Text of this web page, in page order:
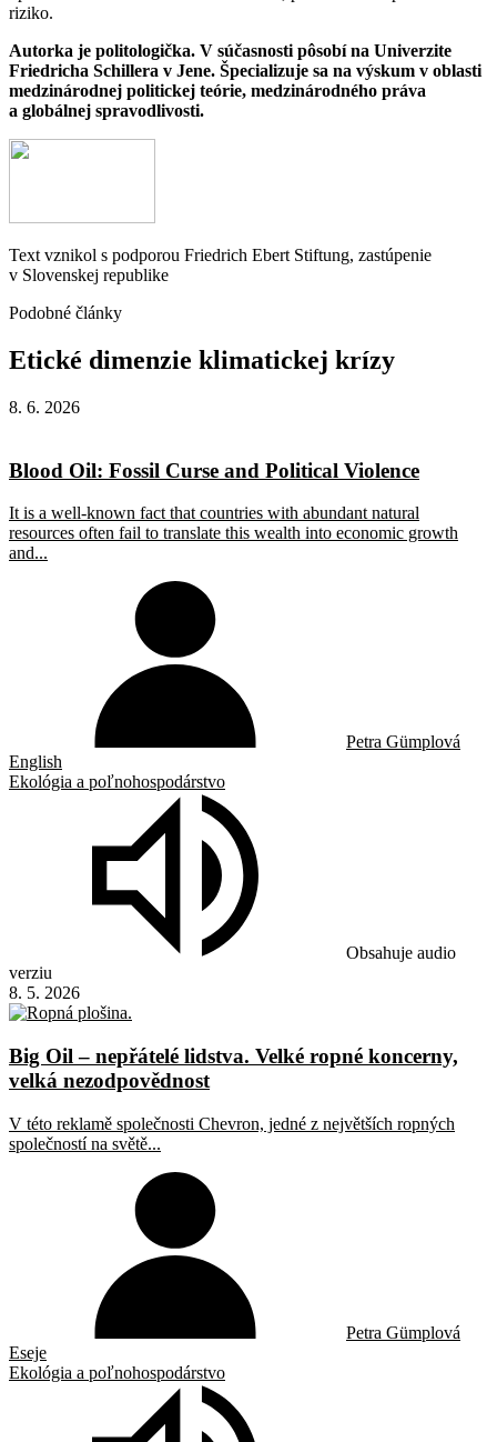
riziko.
Autorka je politologička. V súčasnosti pôsobí na Univerzite
Friedricha Schillera v Jene. Špecializuje sa na výskum v oblasti
medzinárodnej politickej teórie, medzinárodného práva
a globálnej spravodlivosti.
Text vznikol s podporou Friedrich Ebert Stiftung, zastúpenie
v Slovenskej republike
Podobné články
Etické dimenzie klimatickej krízy
8. 6. 2026
Blood Oil: Fossil Curse and Political Violence
It is a well-known fact that countries with abundant natural
resources often fail to translate this wealth into economic growth
and...
Petra Gümplová
English
Ekológia a poľnohospodárstvo
Obsahuje audio
verziu
8. 5. 2026
Big Oil – nepřátelé lidstva. Velké ropné koncerny,
velká nezodpovědnost
V této reklamě společnosti Chevron, jedné z největších ropných
společností na světě...
Petra Gümplová
Eseje
Ekológia a poľnohospodárstvo